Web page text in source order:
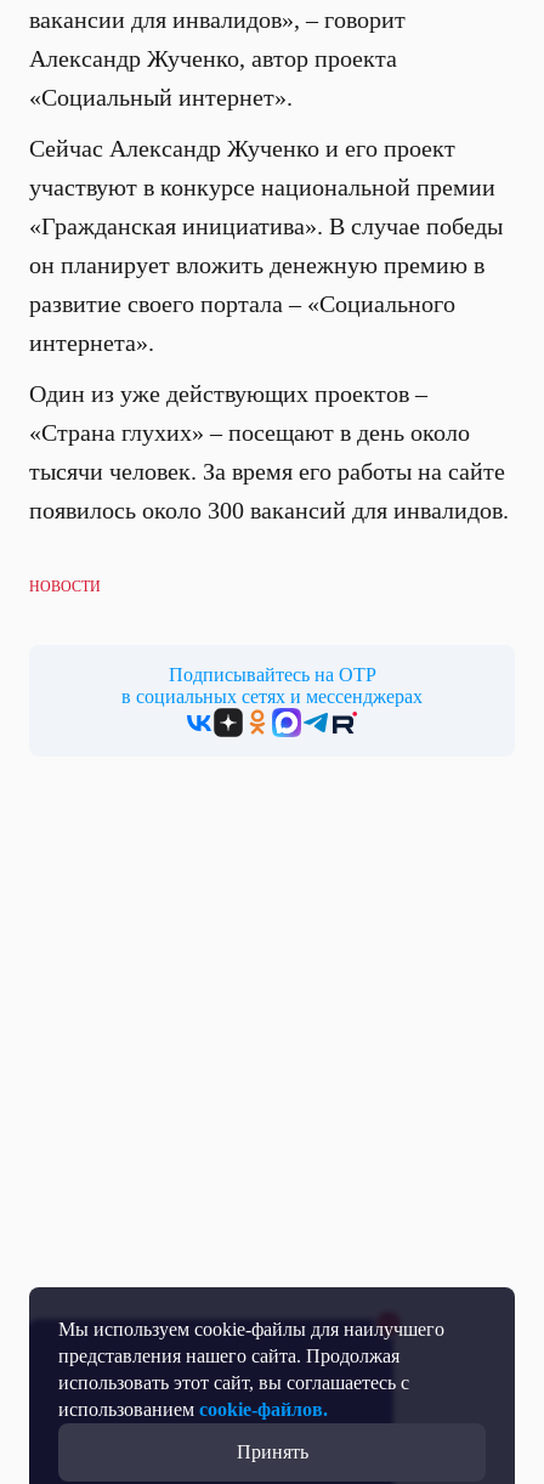
Мы используем cookie-файлы для наилучшего
представления нашего сайта. Продолжая
использовать этот сайт, вы соглашаетесь с
использованием cookie-файлов.
Принять
вакансии для инвалидов», – говорит
Александр Жученко, автор проекта
«Социальный интернет».
Сейчас Александр Жученко и его проект
участвуют в конкурсе национальной премии
«Гражданская инициатива». В случае победы
он планирует вложить денежную премию в
развитие своего портала – «Социального
интернета».
Один из уже действующих проектов –
«Страна глухих» – посещают в день около
тысячи человек. За время его работы на сайте
появилось около 300 вакансий для инвалидов.
НОВОСТИ
Подписывайтесь на ОТР
в социальных сетях и мессенджерах